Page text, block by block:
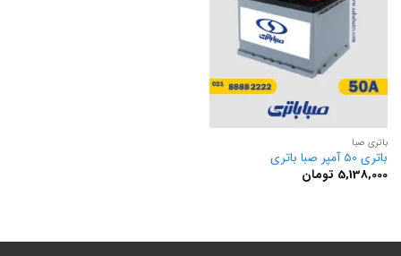
باتری صبا
باتری 50 آمپر صبا باتری
5,138,000 تومان